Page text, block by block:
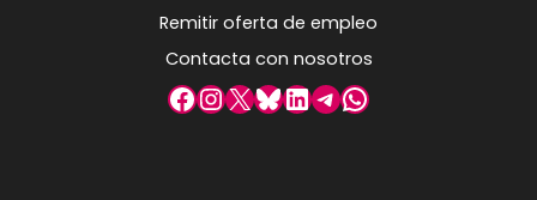
Remitir oferta de empleo
Contacta con nosotros
Facebook
Instagram
X Bluesky
LinkedIn
Telegram
WhatsApp